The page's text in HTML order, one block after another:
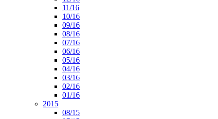
11/16
10/16
09/16
08/16
07/16
06/16
05/16
04/16
03/16
02/16
01/16
2015
08/15